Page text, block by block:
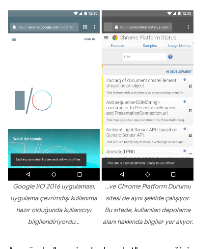
Google I/O 2016 uygulaması,
uygulama çevrimdışı kullanıma
hazır olduğunda kullanıcıyı
bilgilendiriyordu…
…ve Chrome Platform Durumu
sitesi de aynı şekilde çalışıyor.
Bu sitede, kullanılan depolama
alanı hakkında bilgiler yer alıyor.